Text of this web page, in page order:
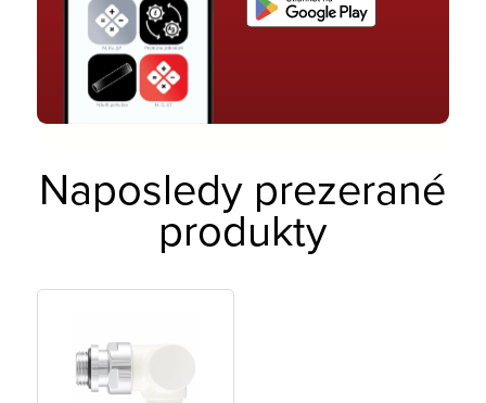
Naposledy prezerané
produkty